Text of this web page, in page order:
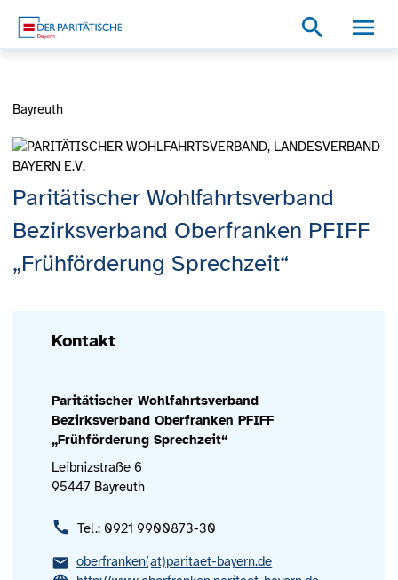
search
Paritätischer Wohlfahrtsverband
Bezirksverband Oberfranken PFIFF
„Frühförderung Sprechzeit“
Bayreuth
Kontakt
Paritätischer Wohlfahrtsverband
Bezirksverband Oberfranken PFIFF
„Frühförderung Sprechzeit“
Leibnizstraße 6
95447 Bayreuth
Tel.: 0921 9900873-30
oberfranken(at)paritaet-bayern.de